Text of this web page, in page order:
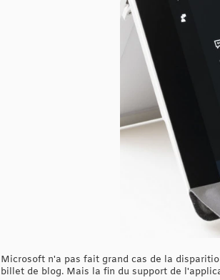
Microsoft n'a pas fait grand cas de la
billet de blog. Mais la fin du support de